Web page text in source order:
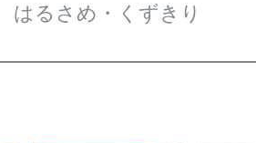
はるさめ・くずきり